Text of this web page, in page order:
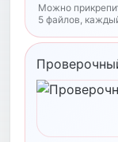
Можно
5 файлов,